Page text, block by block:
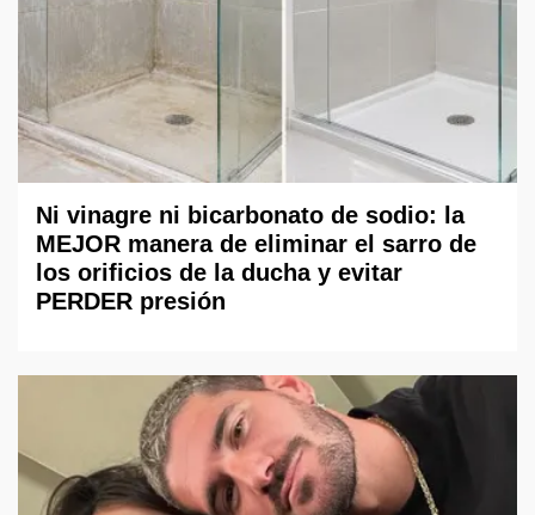
Ni vinagre ni bicarbonato de sodio: la
MEJOR manera de eliminar el sarro de
los orificios de la ducha y evitar
PERDER presión